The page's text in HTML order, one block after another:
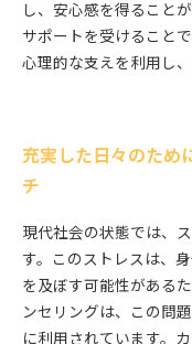
し、安心感を得ること
サポートを受けること
心理的な支えを利用し
充実した日々のため
チ
現代社会の状態では、
す。このストレスは、
を及ぼす可能性がある
ンセリングは、この問
に利用されています。